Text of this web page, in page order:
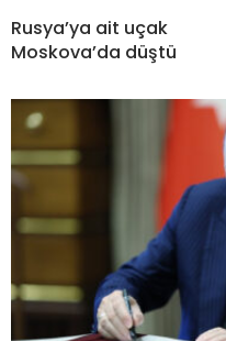
Rusya’ya ait uçak
Moskova’da düştü